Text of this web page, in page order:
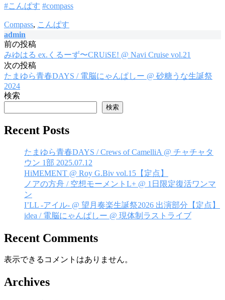
#こんぱす #compass
Compass, こんぱす
admin
投
稿
ナ
ビ
ゲ
ー
前の投稿
みゆはる ex.くるーず〜CRUiSE! @ Navi Cruise vol.21
次の投稿
たまゆら青春DAYS / 電脳にゃんぱしー @ 砂糖うな生誕祭
2024
検索
検索
Recent Posts
たまゆら青春DAYS / Crews of CamelliA @ チャチャタ
ウン 1部 2025.07.12
HiMEMENT @ Roy G.Biv vol.15【定点】
ノアの方舟 / 空想モーメントL+ @ 1日限定復活ワンマ
ン
I’LL -アイル- @ 望月奏楽生誕祭2026 出演部分【定点】
idea / 電脳にゃんぱしー @ 現体制ラストライブ
Recent Comments
表示できるコメントはありません。
Archives